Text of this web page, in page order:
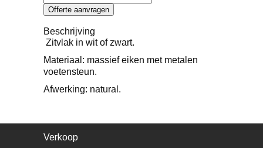
Beschrijving
Zitvlak in wit of zwart.
Materiaal: massief eiken met metalen
voetensteun.
Afwerking: natural.
Verkoop